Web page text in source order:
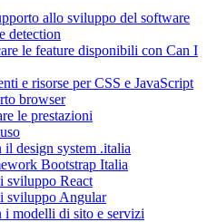
allo sviluppo del software
detection
le feature disponibili con Can I
e risorse per CSS e JavaScript
browser
le prestazioni
design system .italia
Bootstrap Italia
sviluppo React
sviluppo Angular
i modelli di sito e servizi